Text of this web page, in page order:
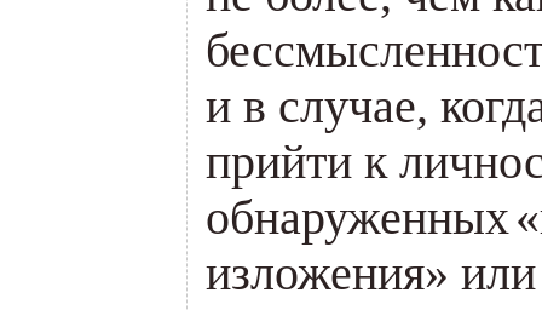
и в случае,
прийти к
обнаруженных«
изложения»